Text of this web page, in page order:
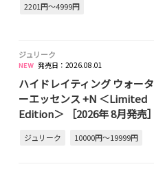
2201円～4999円
ジュリーク
発売日：2026.08.01
ハイドレイティング ウォータ
ーエッセンス +N ＜Limited
Edition＞ ［2026年 8月発売］
ジュリーク 10000円～19999円